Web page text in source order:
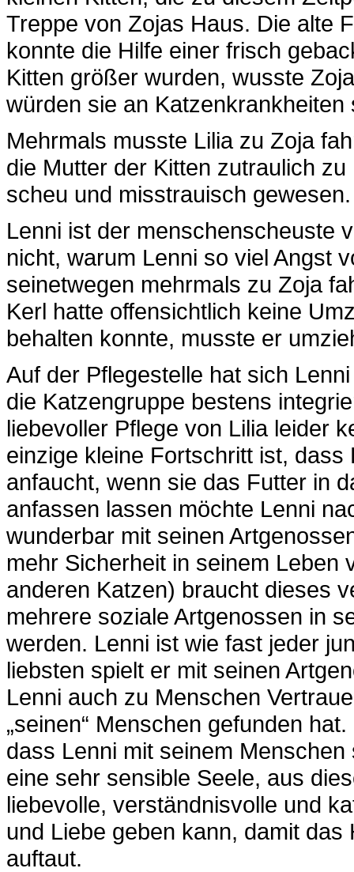
Treppe von Zojas Haus. Die alte
konnte die Hilfe einer frisch
Kitten größer wurden, wusste
würden sie an
Mehrmals musste Lilia zu Zoja
die Mutter der Kitten zutraulich
scheu und misstrauisch gewesen.
Lenni ist der menschenscheuste
nicht, warum Lenni so viel Angst
seinetwegen mehrmals zu Zoja
Kerl hatte offensichtlich keine
behalten konnte, musste er
Auf der Pflegestelle hat sich
die Katzengruppe bestens
liebevoller Pflege von Lilia leider
einzige kleine Fortschritt ist,
anfaucht, wenn sie das Futter in
anfassen lassen möchte Lenni
wunderbar mit seinen
mehr Sicherheit in seinem Leben
anderen Katzen) braucht dieses
mehrere soziale Artgenossen in
werden. Lenni ist wie fast jeder
liebsten spielt er mit seinen
Lenni auch zu Menschen
„seinen“ Menschen gefunden
dass Lenni mit seinem
eine sehr sensible Seele, aus
liebevolle, verständnisvolle und
und Liebe geben kann, damit
auftaut.